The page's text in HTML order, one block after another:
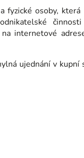
fyzické osoby,
činnosti
internetové
ujednání v